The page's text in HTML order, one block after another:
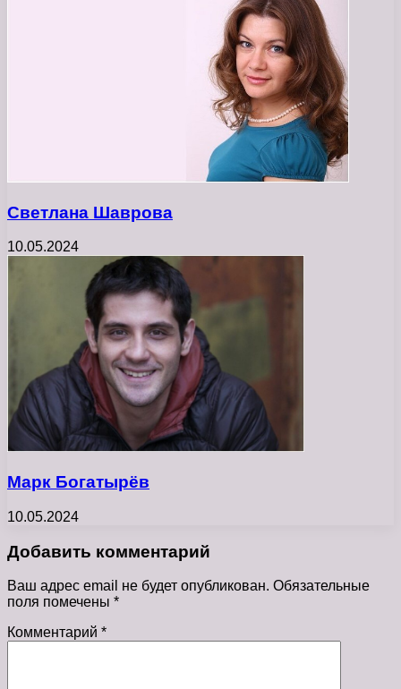
Светлана Шаврова
10.05.2024
Марк Богатырёв
10.05.2024
Добавить комментарий
Ваш адрес email не будет опубликован. Обязательные
поля помечены *
Комментарий *